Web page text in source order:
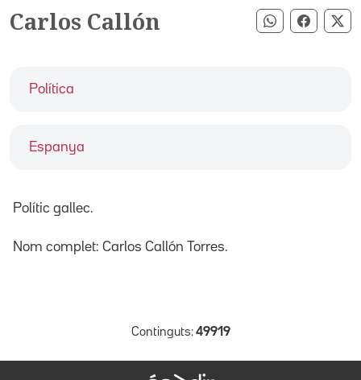
Carlos Callón Compartir
Política
Espanya
Polític gallec.
Nom complet: Carlos Callón Torres.
Continguts: 49919